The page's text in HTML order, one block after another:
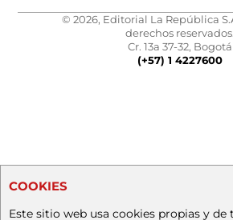
© 2026, Editorial La República
derechos reservados.
Cr. 13a 37-32, Bogotá
(+57) 1 4227600
COOKIES
Este sitio web usa cookies propias y de